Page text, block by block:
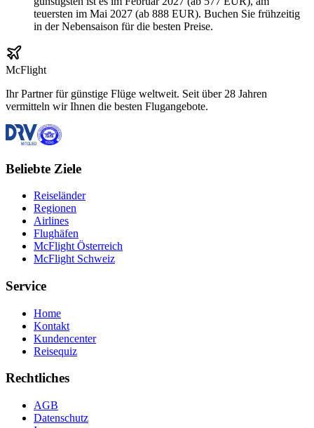
teuersten im Mai 2027 (ab 888 EUR). Buchen Sie frühzeitig
in der Nebensaison für die besten Preise.
McFlight
Ihr Partner für günstige Flüge weltweit. Seit über 28 Jahren
vermitteln wir Ihnen die besten Flugangebote.
Beliebte Ziele
Reiseländer
Regionen
Airlines
Flughäfen
McFlight Österreich
McFlight Schweiz
Service
Home
Kontakt
Kundencenter
Reisequiz
Rechtliches
AGB
Datenschutz